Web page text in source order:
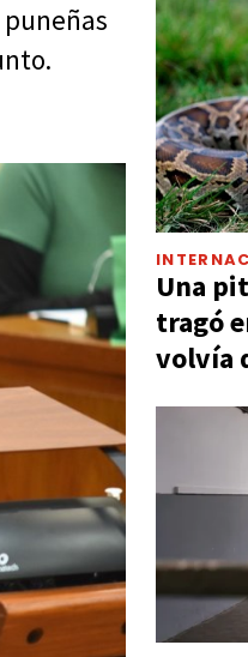
Una
tragó
volvía